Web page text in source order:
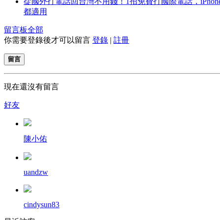
都適用
留言板全部
你需要登錄後才可以留言 登錄 | 註冊
留言
現在還沒有留言
好友
陳小佑
uandzw
cindysun83